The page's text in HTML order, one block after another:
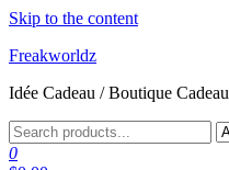
Skip to the content
Freakworldz
Idée Cadeau / Boutique Cadeau
0